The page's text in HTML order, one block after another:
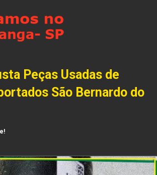
Peças Usadas de
São Bernardo do